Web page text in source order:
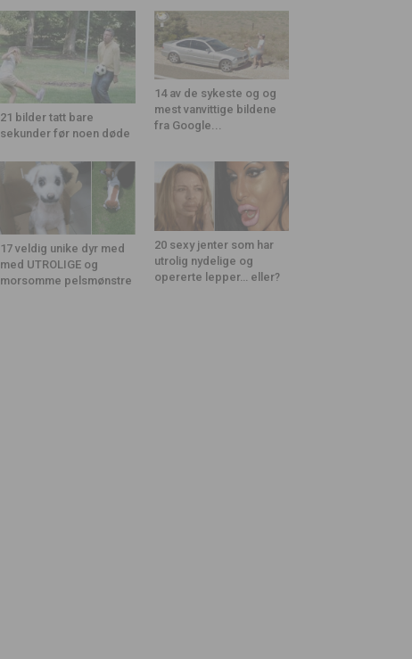
21 bilder tatt bare
sekunder før noen døde
14 av de sykeste og og
mest vanvittige bildene
fra Google...
17 veldig unike dyr med
med UTROLIGE og
morsomme pelsmønstre
20 sexy jenter som har
utrolig nydelige og
opererte lepper… eller?